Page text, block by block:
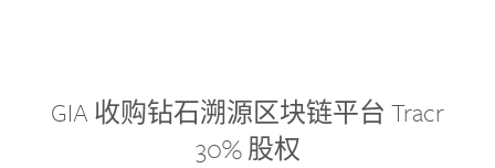
GIA 收购钻石溯源区块链平台 Tracr
30% 股权